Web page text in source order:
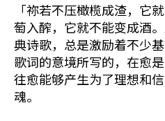
「祢若不压橄榄成渣，它
萄入醡，它就不能变成酒
典诗歌，总是激励着不少
歌词的意境所写的，在愈
往愈能够产生为了理想和
魂。